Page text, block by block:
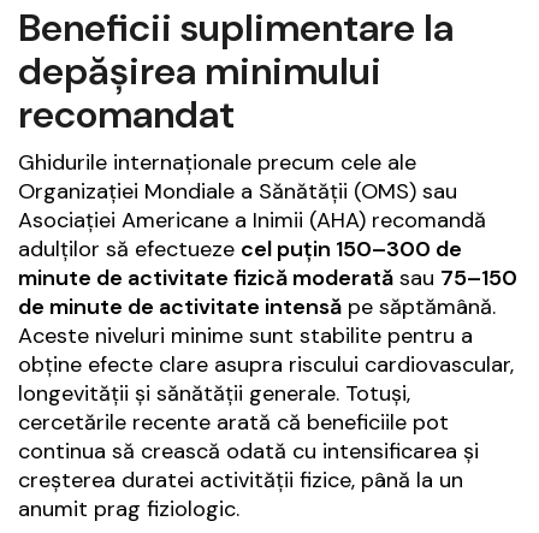
Beneficii suplimentare la
depășirea minimului
recomandat
Ghidurile internaționale precum cele ale
Organizației Mondiale a Sănătății (OMS) sau
Asociației Americane a Inimii (AHA) recomandă
adulților să efectueze cel puțin 150–300 de
minute de activitate fizică moderată sau 75–150
de minute de activitate intensă pe săptămână.
Aceste niveluri minime sunt stabilite pentru a
obține efecte clare asupra riscului cardiovascular,
longevității și sănătății generale. Totuși,
cercetările recente arată că beneficiile pot
continua să crească odată cu intensificarea și
creșterea duratei activității fizice, până la un
anumit prag fiziologic.